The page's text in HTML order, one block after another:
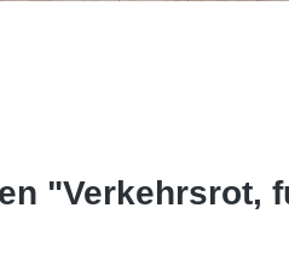
"Verkehrsrot,